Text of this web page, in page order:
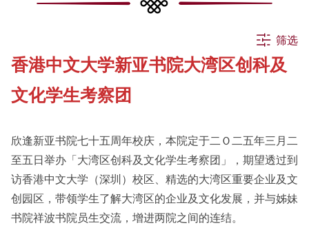
所有消息
活动
公告
其他
筛选
香港中文大学新亚书院大湾区创科及
文化学生考察团
欣逢新亚书院七十五周年校庆，本院定于二Ｏ二五年三月二
至五日举办「大湾区创科及文化学生考察团」，期望透过到
访香港中文大学（深圳）校区、精选的大湾区重要企业及文
创园区，带领学生了解大湾区的企业及文化发展，并与姊妹
书院祥波书院员生交流，增进两院之间的连结。